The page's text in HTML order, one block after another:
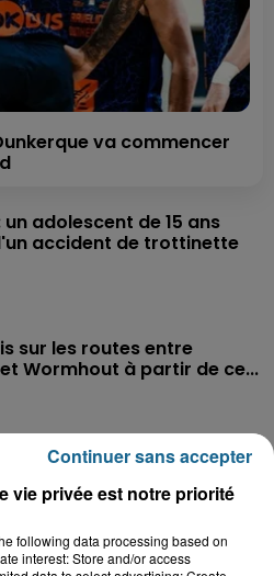
va commencer
adolescent de 15 ans
accident de trottinette
sur les routes entre
Wormhout à partir de ce...
un accident de voiture à...
vie privée est notre priorité
following data processing based on
interest: Store and/or access
Continuer sans accepter